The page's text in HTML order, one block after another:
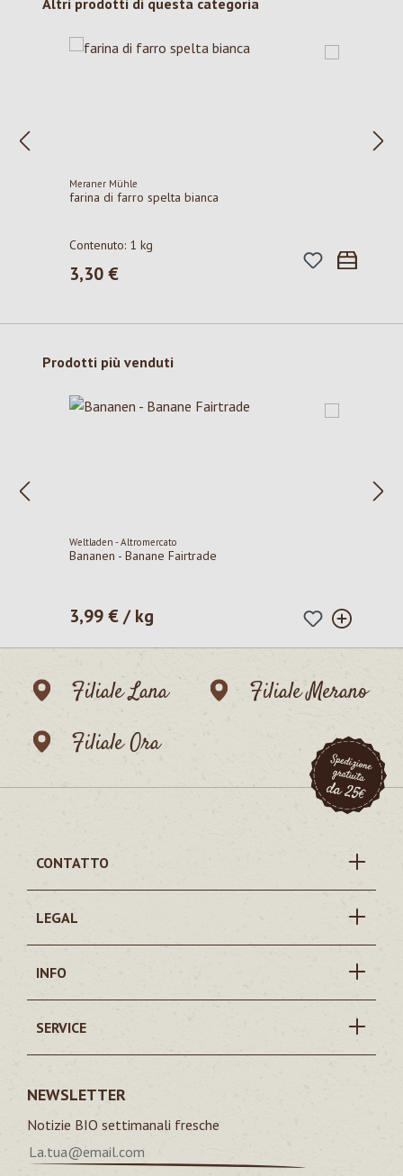
Altri prodotti di questa categoria
Meraner Mühle
farina di farro spelta bianca
Contenuto: 1 kg
Prezzo normale:
3,30 €
Salta la galleria dei prodotti
Prodotti più venduti
Weltladen - Altromercato
Bananen - Banane Fairtrade
Prezzo normale:
3,99 € / kg
Filiale Lana
Filiale Merano
Filiale Ora
CONTATTO
LEGAL
INFO
SERVICE
NEWSLETTER
Notizie BIO settimanali fresche